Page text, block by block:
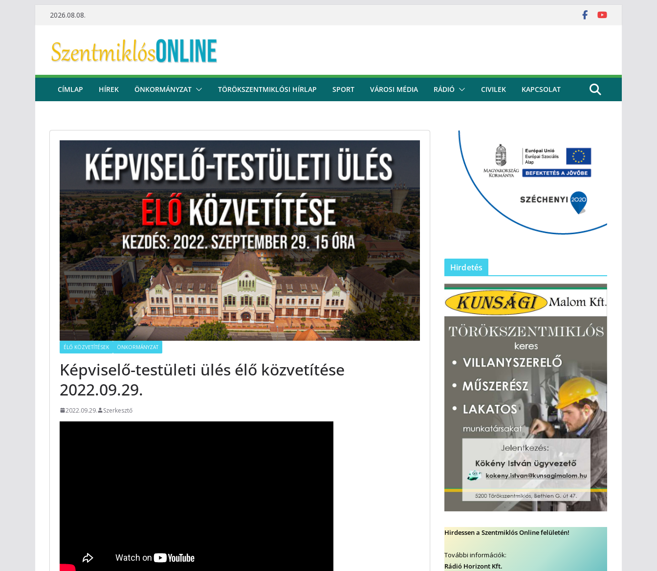
2026.08.08.
CÍMLAP HÍREK ÖNKORMÁNYZAT TÖRÖKSZENTMIKLÓSI HÍRLAP SPORT VÁROSI MÉDIA RÁDIÓ CIVILEK KAPCSOLAT
ÉLŐ KÖZVETÍTÉSEK ÖNKORMÁNYZAT
Képviselő-testületi ülés élő közvetítése
2022.09.29.
2022.09.29. Szerkesztő
Hirdetés
Hirdessen a Szentmiklós Online felületén!
További információk:
Rádió Horizont Kft.